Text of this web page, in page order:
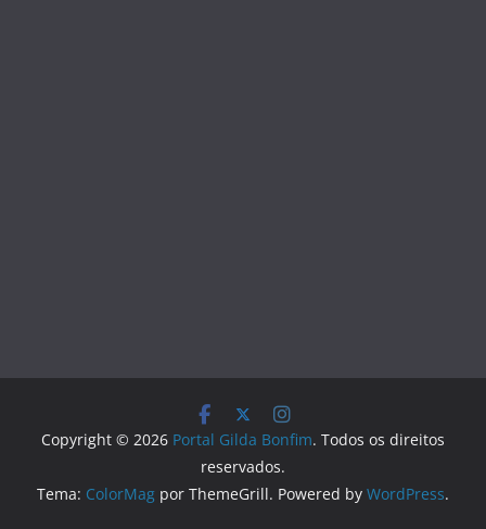
Copyright © 2026 Portal Gilda Bonfim. Todos os direitos
reservados.
Tema: ColorMag por ThemeGrill. Powered by WordPress.